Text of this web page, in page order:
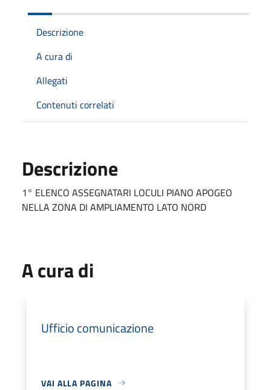
Descrizione
A cura di
Allegati
Contenuti correlati
Descrizione
1° ELENCO ASSEGNATARI LOCULI PIANO APOGEO
NELLA ZONA DI AMPLIAMENTO LATO NORD
A cura di
Ufficio comunicazione
VAI ALLA PAGINA